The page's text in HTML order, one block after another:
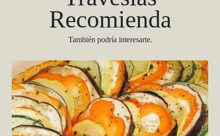
Recomienda
También podría interesarte.